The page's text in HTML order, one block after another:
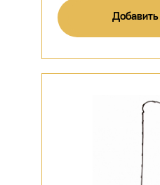
Добавить